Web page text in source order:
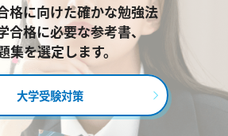
格に向けた確かな勉強法
合格に必要な参考書、
集を選定します。
大学受験対策